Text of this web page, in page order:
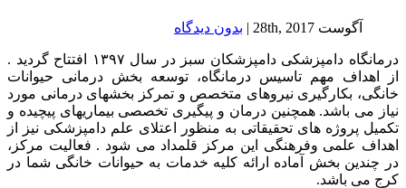
آگوست 28th, 2017 | بدون ديدگاه
درمانگاه دامپزشکی دامپزشکان سبز در سال ۱۳۹۷ افتتاح گردید .
از اهداف مهم تاسیس درمانگاه، توسعه بخش درمانی حیوانات
خانگی، بکارگیری نیروهای متخصص و تمرکز بخشهای درمانی مورد
نیاز می باشد. همچنین درمان و پیگیری تخصصی بیماریهای پیچیده و
تکمیل پروژه های تحقیقاتی به منظور اعتلای علم دامپزشکی نیز از
اهداف علمی وفرهنگی این مرکز قلمداد می شود . فعالیت مرکز،
در چندین بخش آماده ارائه کلیه خدمات به حیوانات خانگی شما در
کرج می باشد.